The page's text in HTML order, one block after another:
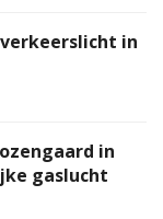
in
in
gaslucht